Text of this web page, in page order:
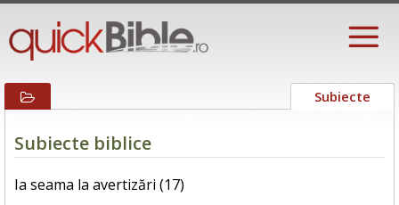
Subiecte
Subiecte biblice
Ia seama la avertizări (17)